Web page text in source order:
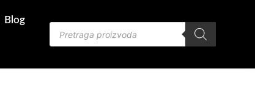
Blog
Products
search